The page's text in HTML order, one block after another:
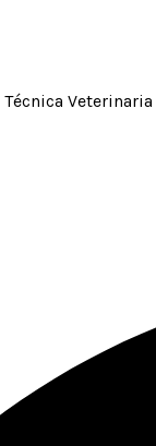
Técnica Veterinaria